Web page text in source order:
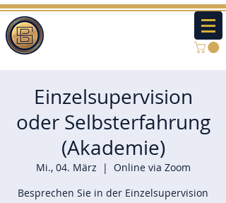
Einzelsupervision
oder Selbsterfahrung
(Akademie)
Mi., 04. März
  |
Online via Zoom
Besprechen Sie in der Einzelsupervision